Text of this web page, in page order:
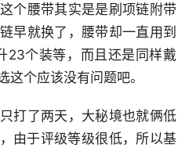
个腰带其实是是刷项链附带
早就换了，腰带却一直用到
23个装等，而且还是同样戴
这个应该没有问题吧。
打了两天，大秘境也就俩低
由于评级等级很低，所以基